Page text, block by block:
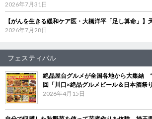
2026年7月31日
【がんを生きる緩和ケア医・大橋洋平「足し算命」】
2026年7月28日
フェスティバル
絶品屋台グルメが全国各地から大集結
回「川口×絶品グルメビール＆日本酒祭
2026年4月15日